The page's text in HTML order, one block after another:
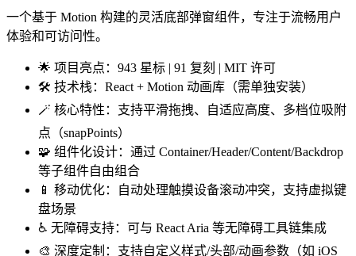
一个基于 Motion 构建的灵活底部弹窗组件，专注于流畅用户
体验和可访问性。
🌟 项目亮点：943 星标 | 91 复刻 | MIT 许可
🛠️ 技术栈：React + Motion 动画库（需单独安装）
🪄 核心特性：支持平滑拖拽、自适应高度、多档位吸附
点（snapPoints）
🧩 组件化设计：通过 Container/Header/Content/Backdrop
等子组件自由组合
📱 移动优化：自动处理触摸设备滚动冲突，支持虚拟键
盘场景
♿️ 无障碍支持：可与 React Aria 等无障碍工具链集成
🎨 深度定制：支持自定义样式/头部/动画参数（如 iOS